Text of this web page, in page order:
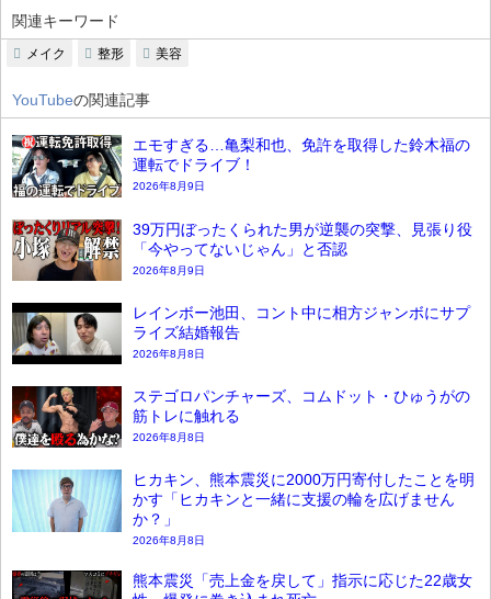
関連キーワード
メイク 整形 美容
YouTubeの関連記事
エモすぎる…亀梨和也、免許を取得した鈴木福の
運転でドライブ！
2026年8月9日
39万円ぼったくられた男が逆襲の突撃、見張り役
「今やってないじゃん」と否認
2026年8月9日
レインボー池田、コント中に相方ジャンボにサプ
ライズ結婚報告
2026年8月8日
ステゴロパンチャーズ、コムドット・ひゅうがの
筋トレに触れる
2026年8月8日
ヒカキン、熊本震災に2000万円寄付したことを明
かす「ヒカキンと一緒に支援の輪を広げません
か？」
2026年8月8日
熊本震災「売上金を戻して」指示に応じた22歳女